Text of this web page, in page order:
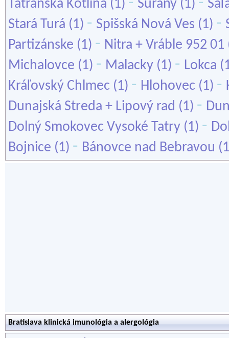
Tatranská Kotlina (1) Šurany (1)
Stará Turá (1) - Spišská Nová Ves (1) -
Partizánske (1) - Nitra + Vráble 952 01
Michalovce (1) - Malacky (1) - Lokca
Kráľovský Chlmec (1) - Hlohovec (1) -
Dunajská Streda + Lipový rad (1) -
Dolný Smokovec Vysoké Tatry (1) -
Bojnice (1) - Bánovce nad Bebravou
Bratislava klinická imunológia a alergológia